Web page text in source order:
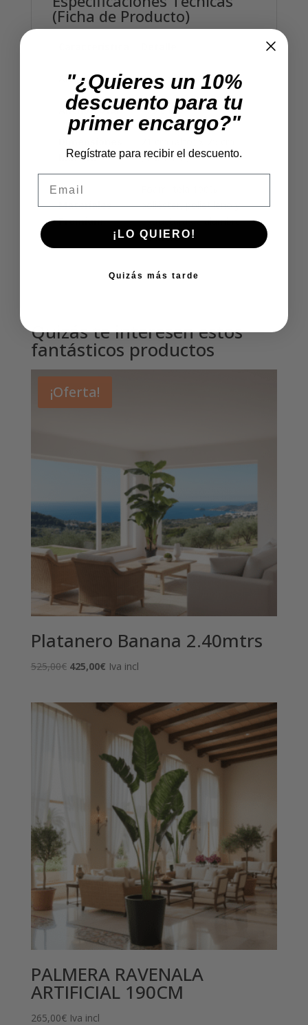
(Ficha de Producto)
Altura Total 300 cm (3 metros)
Ancho Total 175 cm
Maceta
(diámetro)
Materiales
Premium
poliéster, polietileno y
estructura de alambre
de acero
Quizás te interesen estos
fantásticos productos
¡Oferta!
Platanero Banana 2.40mtrs
525,00€ El
era:
525,00€.
425,00€El
es:
425,00€.
Iva incl
PALMERA RAVENALA
ARTIFICIAL 190CM
265,00€ Iva incl
"¿Quieres un 10%
descuento para tu
primer encargo?"
Regístrate para recibir el descuento.
¡LO QUIERO!
Quizás más tarde